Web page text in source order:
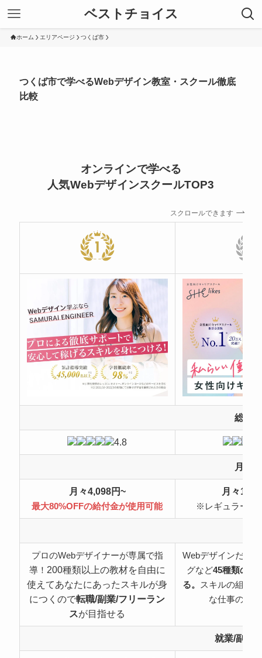
ベストチョイス
ホーム エリアページ つくば市
つくば市で学べるWebデザイン教室・スクール徹底
比較
オンラインで学べる
人気WebデザインスクールTOP3
スクロールできます
総合
4.8
月額
月々4,098円~
最大80%OFFの給付金が使用可能
月々
※レギュラープ
プロのWebデザイナーが専属で指
導！ 200種類以上の教材を自由に
使えてあなたにあったスキルが身
につくので転職/副業/フリーラン
スが目指せる
Webデザインだけ
グなど45種類の職
る。 スキルの組み
な仕事の可
就業/副業